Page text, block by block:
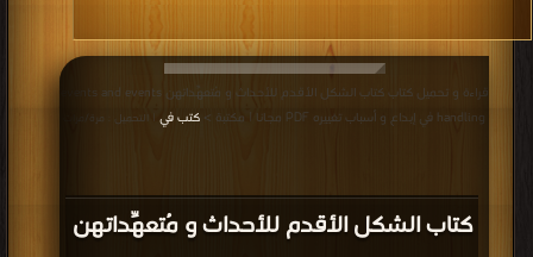
كتاب الشكل الأقدم للأحداث و مُتعهِّداتهن
قراءة و تحميل كتاب كتاب الشكل الأقدم للأحداث و مُتعهِّداتهن events and events
handling في إبداع و أسباب تغييره PDF مجانا | مكتبة >
كتب في | التحميل : مرة/مرات